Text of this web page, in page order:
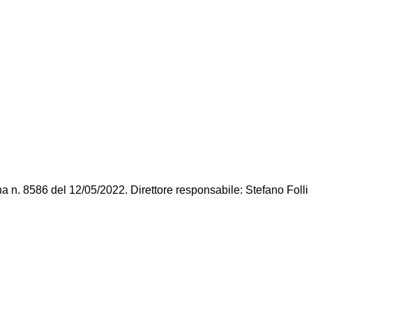
n. 8586 del 12/05/2022. Direttore responsabile: Stefano Folli